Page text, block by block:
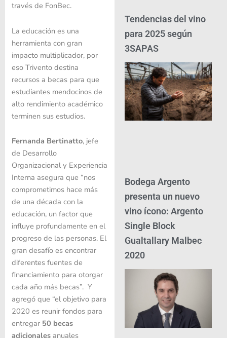
través de FonBec.
La educación es una
herramienta con gran
impacto multiplicador, por
eso Trivento destina
recursos a becas para que
estudiantes mendocinos de
alto rendimiento académico
terminen sus estudios.
Fernanda Bertinatto, jefe
de Desarrollo
Organizacional y Experiencia
Interna asegura que “nos
comprometimos hace más
de una década con la
educación, un factor que
influye profundamente en el
progreso de las personas. El
gran desafío es encontrar
diferentes fuentes de
financiamiento para otorgar
cada año más becas”. Y
agregó que “el objetivo para
2020 es reunir fondos para
entregar 50 becas
adicionalesanuales
Tendencias del vino
para 2025 según
3SAPAS
Bodega Argento
presenta un nuevo
vino ícono: Argento
Single Block
Gualtallary Malbec
2020